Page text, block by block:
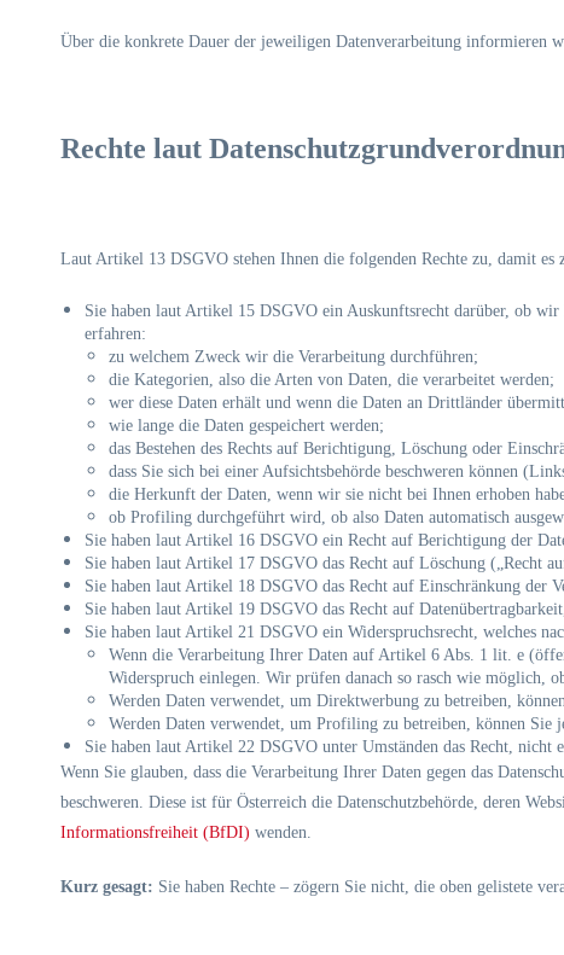
Über die konkrete Dauer der jeweiligen Datenverarbeitung informieren
Rechte laut
Laut Artikel 13 DSGVO stehen Ihnen die folgenden Rechte zu, damit
Sie haben laut Artikel 15 DSGVO ein Auskunftsrecht darüber, ob
erfahren:
zu welchem Zweck wir die Verarbeitung durchführen;
die Kategorien, also die Arten von Daten, die verarbeitet werden;
wer diese Daten erhält und wenn die Daten an Drittländer
wie lange die Daten gespeichert werden;
das Bestehen des Rechts auf Berichtigung, Löschung oder
dass Sie sich bei einer Aufsichtsbehörde beschweren können
die Herkunft der Daten, wenn wir sie nicht bei Ihnen erhoben
ob Profiling durchgeführt wird, ob also Daten automatisch
Sie haben laut Artikel 16 DSGVO ein Recht auf Berichtigung der
Sie haben laut Artikel 17 DSGVO das Recht auf Löschung („Recht
Sie haben laut Artikel 18 DSGVO das Recht auf Einschränkung der
Sie haben laut Artikel 19 DSGVO das Recht auf
Sie haben laut Artikel 21 DSGVO ein Widerspruchsrecht, welches
Wenn die Verarbeitung Ihrer Daten auf Artikel 6 Abs. 1 lit. e
Widerspruch einlegen. Wir prüfen danach so rasch wie möglich,
Werden Daten verwendet, um Direktwerbung zu betreiben,
Werden Daten verwendet, um Profiling zu betreiben, können
Sie haben laut Artikel 22 DSGVO unter Umständen das Recht,
Wenn Sie glauben, dass die Verarbeitung Ihrer Daten gegen das
beschweren. Diese ist für Österreich die Datenschutzbehörde, deren
Informationsfreiheit (BfDI) wenden.
Kurz gesagt: Sie haben Rechte – zögern Sie nicht, die oben gelistete